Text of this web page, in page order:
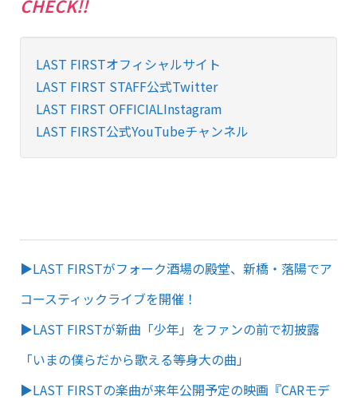
CHECK!!
LAST FIRSTオフィシャルサイト
LAST FIRST STAFF公式Twitter
LAST FIRST OFFICIALInstagram
LAST FIRST公式YouTubeチャンネル
▶︎LAST FIRSTがフォーク酒場の殿堂、新橋・落陽でア
コースティックライブを開催！
▶︎LAST FIRSTが新曲「少年」をファンの前で初披露
「いまの僕らだから歌える等身大の曲」
▶︎LAST FIRSTの楽曲が来年公開予定の映画『CARモデ